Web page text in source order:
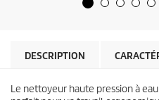
d
t
e
2
DESCRIPTION
Le nettoyeur haute pression à